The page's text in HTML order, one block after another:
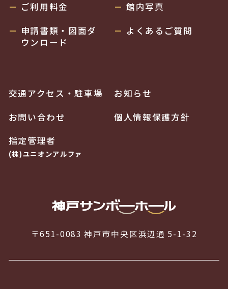
〒651-0083 神戸市中央区浜辺通 5-1-32
ご利用料金
館内写真
申請書類・図面ダ
ウンロード
よくあるご質問
交通アクセス・駐車場
お知らせ
お問い合わせ
個人情報保護方針
指定管理者
(株)ユニオンアルファ